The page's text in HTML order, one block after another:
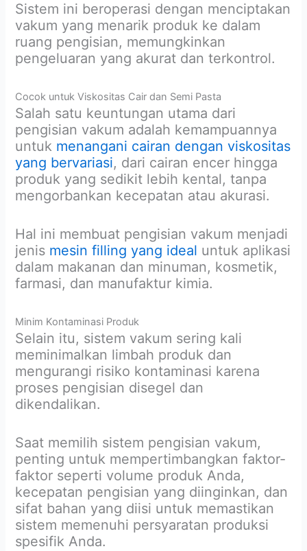
Sistem ini beroperasi dengan menciptakan
vakum yang menarik produk ke dalam
ruang pengisian, memungkinkan
pengeluaran yang akurat dan terkontrol.
Cocok untuk Viskositas Cair dan Semi Pasta
Salah satu keuntungan utama dari
pengisian vakum adalah kemampuannya
untuk menangani cairan dengan viskositas
yang bervariasi, dari cairan encer hingga
produk yang sedikit lebih kental, tanpa
mengorbankan kecepatan atau akurasi.
Hal ini membuat pengisian vakum menjadi
jenis mesin filling yang ideal untuk aplikasi
dalam makanan dan minuman, kosmetik,
farmasi, dan manufaktur kimia.
Minim Kontaminasi Produk
Selain itu, sistem vakum sering kali
meminimalkan limbah produk dan
mengurangi risiko kontaminasi karena
proses pengisian disegel dan
dikendalikan.
Saat memilih sistem pengisian vakum,
penting untuk mempertimbangkan faktor-
faktor seperti volume produk Anda,
kecepatan pengisian yang diinginkan, dan
sifat bahan yang diisi untuk memastikan
sistem memenuhi persyaratan produksi
spesifik Anda.